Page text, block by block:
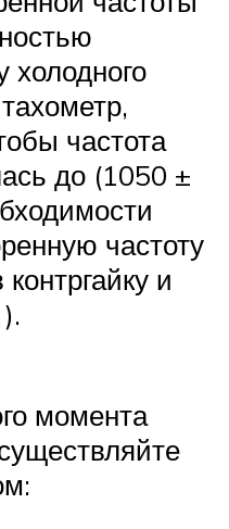
холодного
частота
до (1050 ±
частоту
и
момента